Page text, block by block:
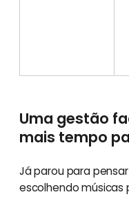
Uma gestão
mais tempo
Já parou para
escolhendo músicas